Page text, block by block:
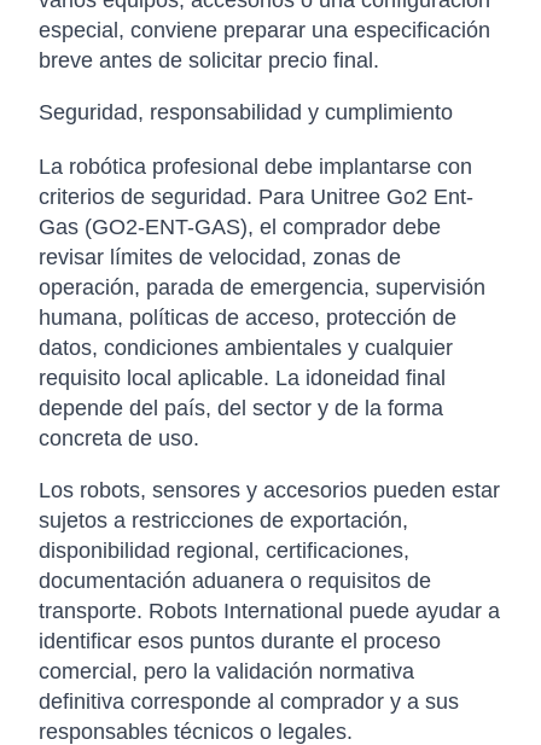
especial, conviene preparar una especificación
breve antes de solicitar precio final.
Seguridad, responsabilidad y cumplimiento
La robótica profesional debe implantarse con
criterios de seguridad. Para Unitree Go2 Ent-
Gas (GO2-ENT-GAS), el comprador debe
revisar límites de velocidad, zonas de
operación, parada de emergencia, supervisión
humana, políticas de acceso, protección de
datos, condiciones ambientales y cualquier
requisito local aplicable. La idoneidad final
depende del país, del sector y de la forma
concreta de uso.
Los robots, sensores y accesorios pueden estar
sujetos a restricciones de exportación,
disponibilidad regional, certificaciones,
documentación aduanera o requisitos de
transporte. Robots International puede ayudar a
identificar esos puntos durante el proceso
comercial, pero la validación normativa
definitiva corresponde al comprador y a sus
responsables técnicos o legales.